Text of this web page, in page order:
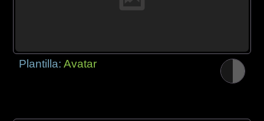
Plantilla:Avatar